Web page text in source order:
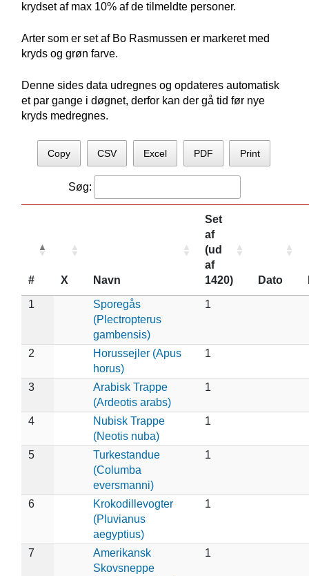
krydset af max 10% af de tilmeldte personer.
Arter som er set af Bo Rasmussen er markeret med
kryds og grøn farve.
Denne sides data udregnes og opdateres automatisk
et par gange i døgnet, derfor kan der gå tid før nye
kryds medregnes.
Copy CSV Excel PDF Print
Søg:
# X Navn
Set
af
(ud
af
1420)
Dato
1
Sporegås
(Plectropterus
gambensis)
1
2
Horussejler (Apus
horus)
1
3
Arabisk Trappe
(Ardeotis arabs)
1
4
Nubisk Trappe
(Neotis nuba)
1
5
Turkestandue
(Columba
eversmanni)
1
6
Krokodillevogter
(Pluvianus
aegyptius)
1
7
Amerikansk
Skovsneppe
1